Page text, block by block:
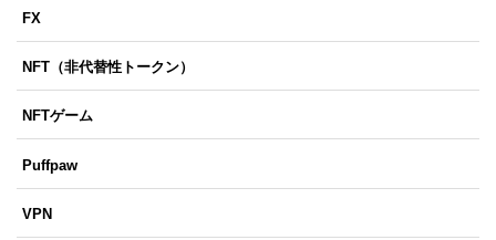
FX
NFT（非代替性トークン）
NFTゲーム
Puffpaw
VPN